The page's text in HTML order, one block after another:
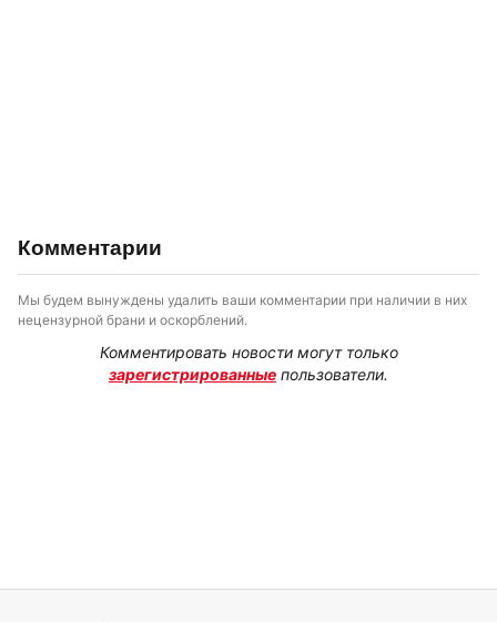
Комментарии
Мы будем вынуждены удалить ваши комментарии при наличии в них
нецензурной брани и оскорблений.
Комментировать новости могут только
зарегистрированные пользователи.